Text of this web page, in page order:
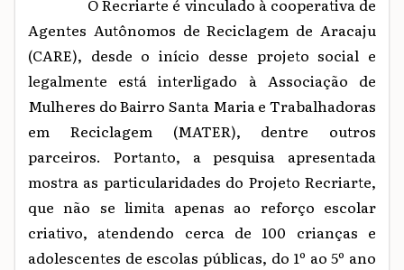
O Recriarte é vinculado à cooperativa de
Agentes Autônomos de Reciclagem de Aracaju
(CARE), desde o início desse projeto social e
legalmente está interligado à Associação de
Mulheres do Bairro Santa Maria e Trabalhadoras
em Reciclagem(MATER), dentre outros
parceiros.
Portanto, a pesquisa apresentada
mostra as particularidades do Projeto Recriarte,
que não se limita apenas ao reforço escolar
criativo, atendendo cerca de 100 crianças e
adolescentes de escolas públicas, do 1º ao 5º ano